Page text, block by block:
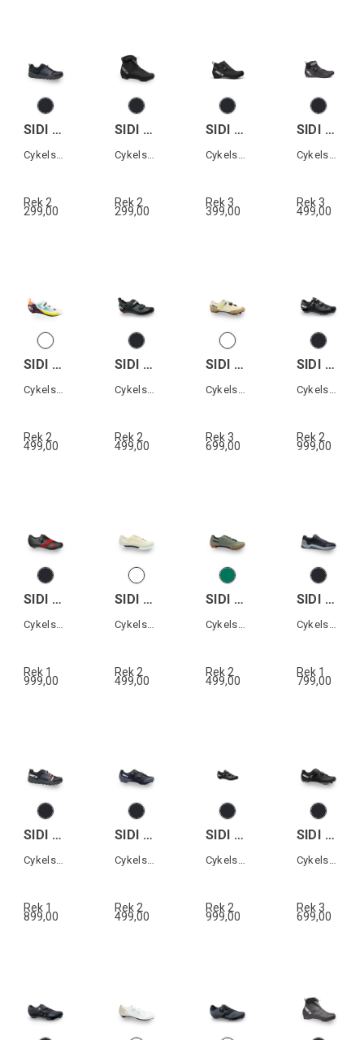
SIDI ATOMUS GTX
Cykelsko All terrain
Rek 2
299,00
SIDI NUBES XC WP
Cykelsko XC
Rek 2
299,00
SIDI HIEMX GTX
Rek 3
399,00
SIDI NIX GTX
Rek 3
499,00
SIDI T-5 AIR WOMAN
Cykelsko Triathlon dam
Rek 2
499,00
SIDI T-5 AIR
Cykelsko Triathlon
Rek 2
499,00
SIDI PHYSIS
Rek 3
699,00
SIDI MTB EAGLE 10
Rek 2
999,00
SIDI PRIMA
Cykelsko landsväg
Rek 1
999,00
SIDI ASPER LACES
Cykelsko Grusväg
Rek 2
499,00
SIDI ASPER LACES
Cykelsko Grusväg
Rek 2
499,00
SIDI MOTUS
Cykelsko All terrain
Rek 1
799,00
SIDI ATOMUS
Cykelsko All terrain
Rek 1
899,00
SIDI SILVIS XC
Cykelsko MTB
Rek 2
499,00
SIDI GENIUS 10 MEGA
Rek 2
999,00
SIDI PHYSIS
Rek 3
699,00